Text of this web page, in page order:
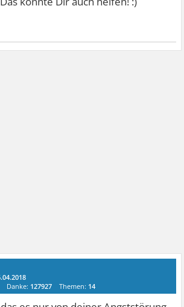
Danke: 127927 Themen: 14